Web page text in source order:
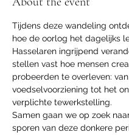
Tijdens deze wandeling
hoe de oorlog het dagelijks
Hasselaren ingrijpend
stellen vast hoe mensen
probeerden te overleven: van
voedselvoorziening tot het
verplichte tewerkstelling.
Samen gaan we op zoek
sporen van deze donkere